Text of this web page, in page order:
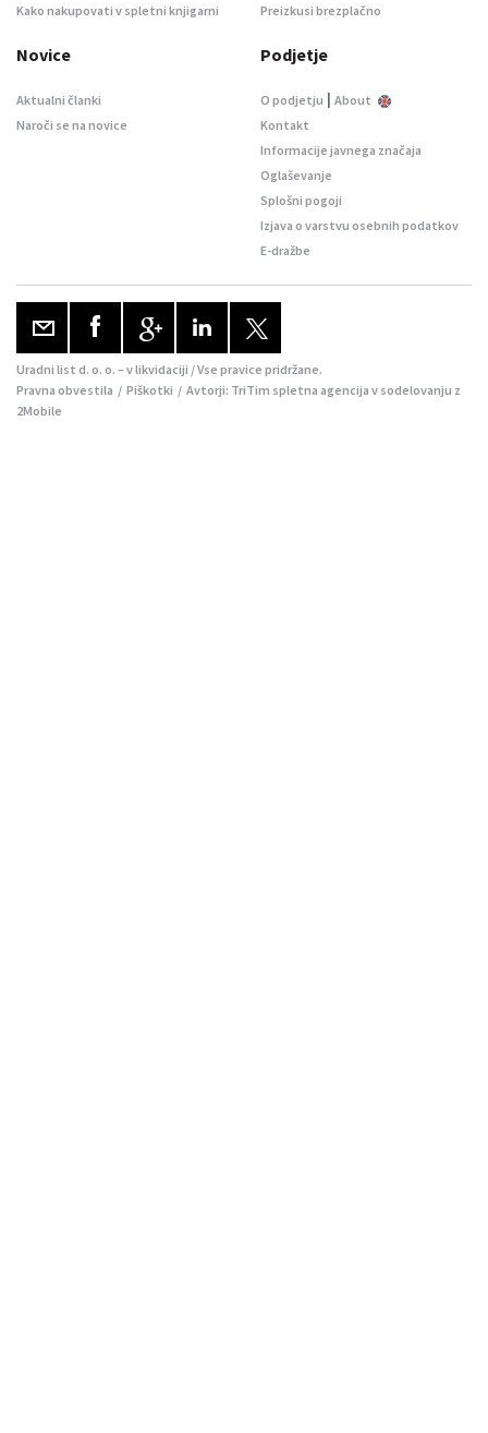
Kako nakupovati v spletni knjigarni
Preizkusi brezplačno
Novice
Aktualni članki
Naroči se na novice
Podjetje
O podjetju | About
Kontakt
Informacije javnega značaja
Oglaševanje
Splošni pogoji
Izjava o varstvu osebnih podatkov
E-dražbe
Uradni list d. o. o. – v likvidaciji / Vse pravice pridržane.
Pravna obvestila / Piškotki / Avtorji: TriTim spletna agencija v sodelovanju z
2Mobile